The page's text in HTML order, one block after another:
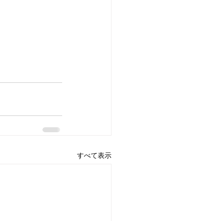
すべて表示